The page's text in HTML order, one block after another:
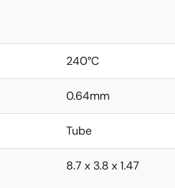
240°C
0.64mm
Tube
8.7 x 3.8 x 1.47